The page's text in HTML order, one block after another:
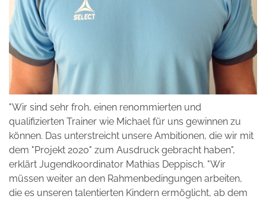
"Wir sind sehr froh, einen renommierten und
qualifizierten Trainer wie Michael für uns gewinnen zu
können. Das unterstreicht unsere Ambitionen, die wir mit
dem "Projekt 2020" zum Ausdruck gebracht haben",
erklärt Jugendkoordinator Mathias Deppisch. "Wir
müssen weiter an den Rahmenbedingungen arbeiten,
die es unseren talentierten Kindern ermöglicht, ab dem